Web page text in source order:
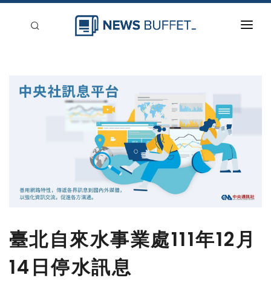
臺北自來水事業處111年12月
14日停水訊息